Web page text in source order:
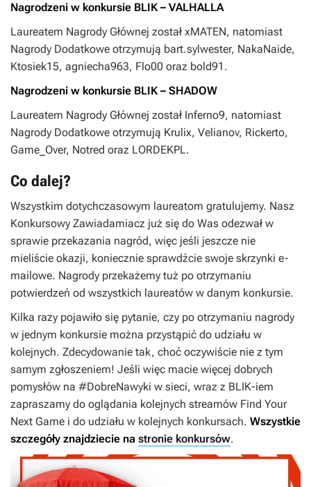
Nagrodzeni w konkursie BLIK – VALHALLA
Laureatem Nagrody Głównej został xMATEN, natomiast
Nagrody Dodatkowe otrzymują bart.sylwester, NakaNaide,
Ktosiek15, agniecha963, Flo00 oraz bold91.
Nagrodzeni w konkursie BLIK – SHADOW
Laureatem Nagrody Głównej został Inferno9, natomiast
Nagrody Dodatkowe otrzymują Krulix, Velianov, Rickerto,
Game_Over, Notred oraz LORDEKPL.
Co dalej?
Wszystkim dotychczasowym laureatom gratulujemy. Nasz
Konkursowy Zawiadamiacz już się do Was odezwał w
sprawie przekazania nagród, więc jeśli jeszcze nie
mieliście okazji, koniecznie sprawdźcie swoje skrzynki e-
mailowe. Nagrody przekażemy tuż po otrzymaniu
potwierdzeń od wszystkich laureatów w danym konkursie.
Kilka razy pojawiło się pytanie, czy po otrzymaniu nagrody
w jednym konkursie można przystąpić do udziału w
kolejnych. Zdecydowanie tak, choć oczywiście nie z tym
samym zgłoszeniem! Jeśli więc macie więcej dobrych
pomysłów na #DobreNawyki w sieci, wraz z BLIK-iem
zapraszamy do oglądania kolejnych streamów Find Your
Next Game i do udziału w kolejnych konkursach. Wszystkie
szczegóły znajdziecie na stronie konkursów.